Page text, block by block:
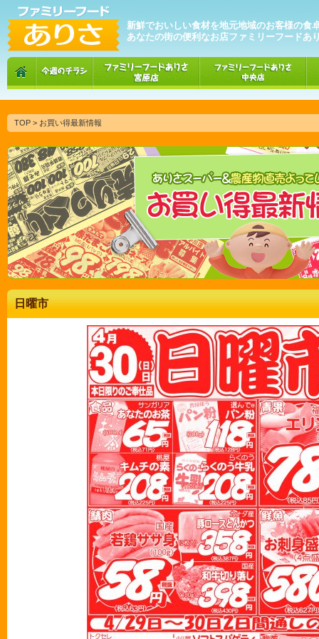
新鮮でおいしい食材を地元地域のお客様の食
あなたの街の便利なお店ファミリーフードあ
TOP > お買い得最新情報
日曜市